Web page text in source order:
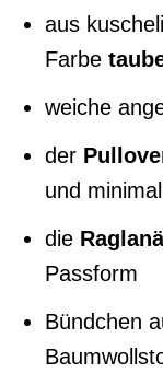
aus
Farbe
weiche
der
und
die
Passform
Bündchen